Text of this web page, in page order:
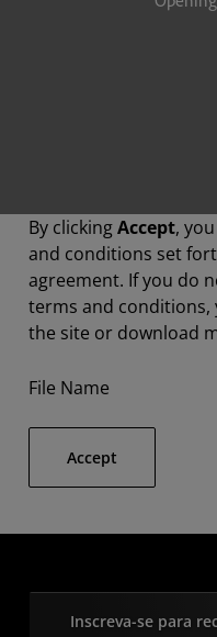
By clickingAccept,
and conditions set
agreement. If you do
terms and
the site or download
File Name
Accept
Inscreva-se para